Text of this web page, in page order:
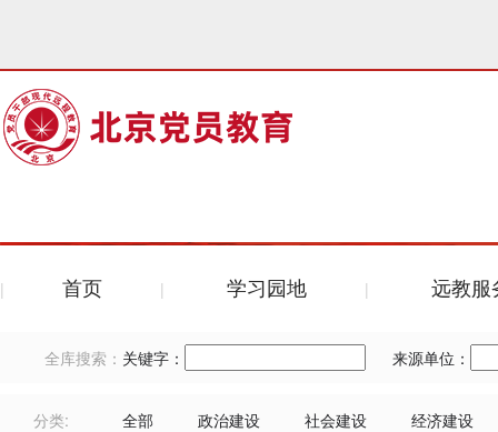
首页 学习园地 远教服
全库搜索： 关键字： 来源单位：
分类: 全部 政治建设 社会建设 经济建设